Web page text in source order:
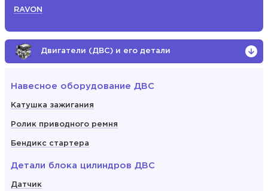
RAVON
Двигатели (ДВС) и его детали
Навесное оборудование ДВС
Катушка зажигания
Ролик приводного ремня
Бендикс стартера
Детали блока цилиндров ДВС
Датчик